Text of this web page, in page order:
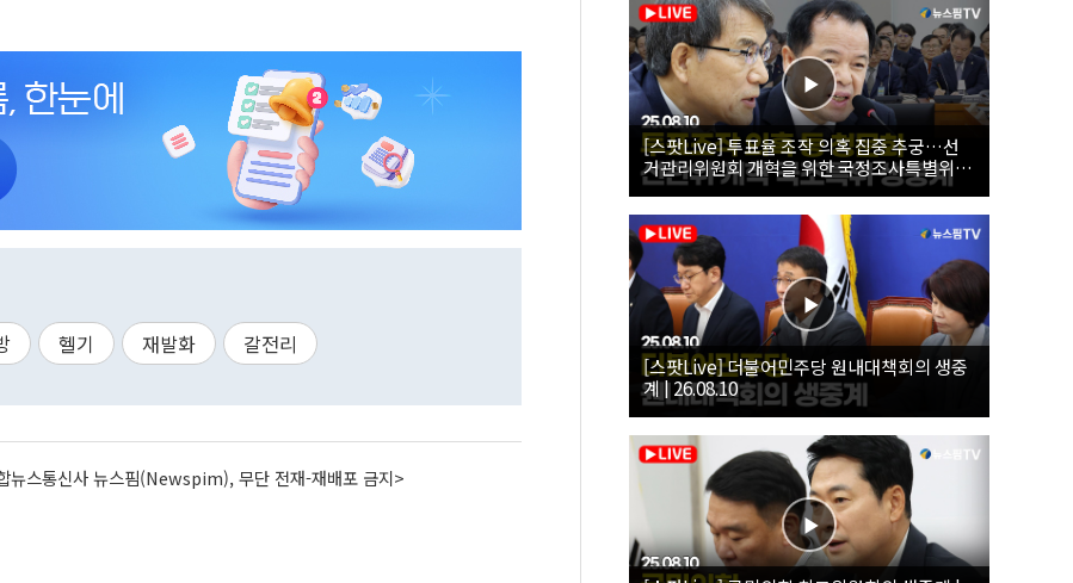
헬기 재발화 갈전리
뉴스통신사 뉴스핌(Newspim), 무단 전재-재배포 금지>
[스팟Live] 투표율 조작 의혹 집중 추궁…선
거관리위원회 개혁을 위한 국정조사특별위원
회 | 26.08.10
[스팟Live] 더불어민주당 원내대책회의 생중
계 | 26.08.10